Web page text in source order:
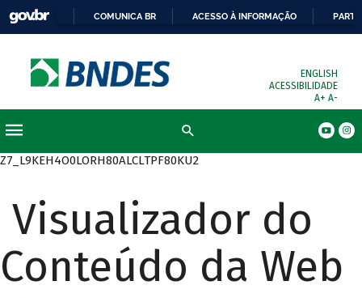
COMUNICA BR ACESSO À INFORMAÇÃO
ENGLISH
ACESSIBILIDADE
A+ A-
Z7_L9KEH4O0LORH80ALCLTPF80KU2
Visualizador do
Conteúdo da Web